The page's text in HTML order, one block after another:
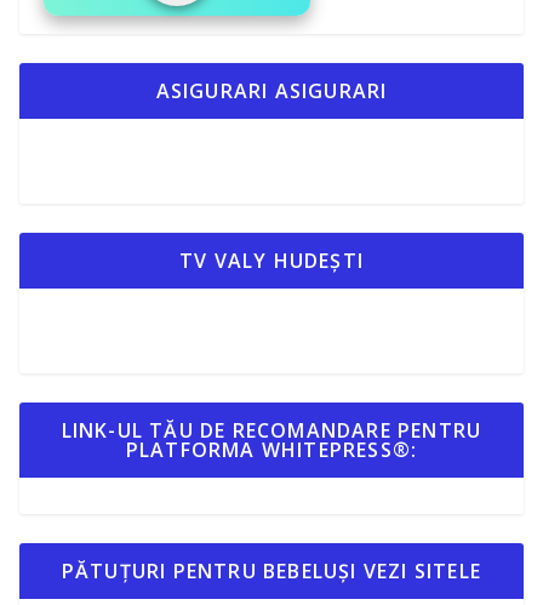
ASIGURARI ASIGURARI
TV VALY HUDEȘTI
LINK-UL TĂU DE RECOMANDARE PENTRU
PLATFORMA WHITEPRESS®:
PĂTUȚURI PENTRU BEBELUȘI VEZI SITELE